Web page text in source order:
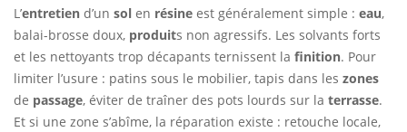
L’entretien d’un sol en résine est généralement simple : eau,
balai-brosse doux, produits non agressifs. Les solvants forts
et les nettoyants trop décapants ternissent la finition. Pour
limiter l’usure : patins sous le mobilier, tapis dans les zones
de passage, éviter de traîner des pots lourds sur la terrasse.
Et si une zone s’abîme, la réparation existe : retouche locale,